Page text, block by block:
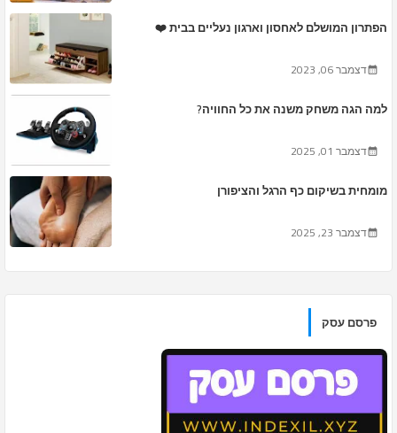
הפתרון המושלם לאחסון וארגון נעליים בבית ❤️
דצמבר 06, 2023
למה הגה משחק משנה את כל החוויה?
דצמבר 01, 2025
מומחית בשיקום כף הרגל והציפורן
דצמבר 23, 2025
פרסם עסק